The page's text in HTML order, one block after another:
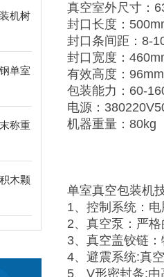
机树
单室
称重
木颗
真空室外尺寸：
封口长度：
封口条间距：8-
封口宽度：
有效高度：96mm
包装能力：60-
电源：
机器重量：80kg
单室真空包装机
1、控制系统：
2、真空泵：严
3、真空盖铰链
4、避震系统:真
5、V形密封条: